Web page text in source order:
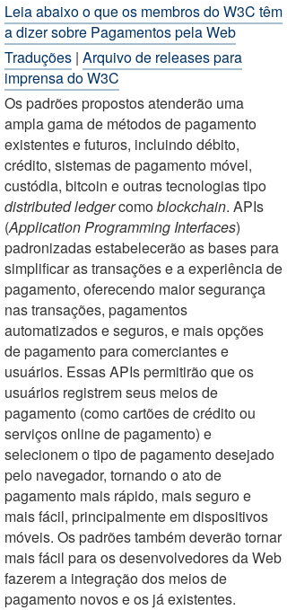
Leia abaixo o que os membros do W3C têm
a dizer sobre Pagamentos pela Web
Traduções | Arquivo de releases para
imprensa do W3C
Os padrões propostos atenderão uma
ampla gama de métodos de pagamento
existentes e futuros, incluindo débito,
crédito, sistemas de pagamento móvel,
custódia, bitcoin e outras tecnologias tipo
distributed ledgercomoblockchain. APIs
(Application Programming Interfaces)
padronizadas estabelecerão as bases para
simplificar as transações e a experiência de
pagamento, oferecendo maior segurança
nas transações, pagamentos
automatizados e seguros, e mais opções
de pagamento para comerciantes e
usuários. Essas APIs permitirão que os
usuários registrem seus meios de
pagamento (como cartões de crédito ou
serviços online de pagamento) e
selecionem o tipo de pagamento desejado
pelo navegador, tornando o ato de
pagamento mais rápido, mais seguro e
mais fácil, principalmente em dispositivos
móveis. Os padrões também deverão tornar
mais fácil para os desenvolvedores da Web
fazerem a integração dos meios de
pagamento novos e os já existentes.